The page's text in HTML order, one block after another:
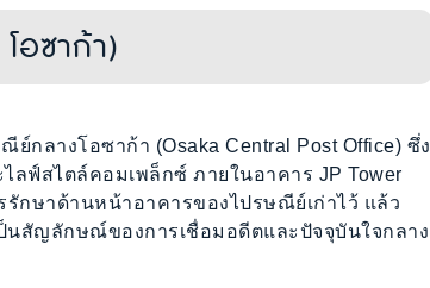
อซาก้า)
กลางโอซาก้า (Osaka Central Post Office) ซึ่ง
ลฟ์สไตล์คอมเพล็กซ์ ภายในอาคาร JP Tower
รักษาด้านหน้าอาคารของไปรษณีย์เก่าไว้ แล้ว
นสัญลักษณ์ของการเชื่อมอดีตและปัจจุบันใจกลาง